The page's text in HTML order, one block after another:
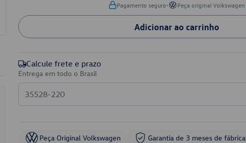
Pagamento seguro• Peça original Volkswagen
Adicionar ao carrinho
Calcule frete e prazo
Entrega em todo o Brasil
Peça Original Volkswagen Garantia de 3 meses de fábrica